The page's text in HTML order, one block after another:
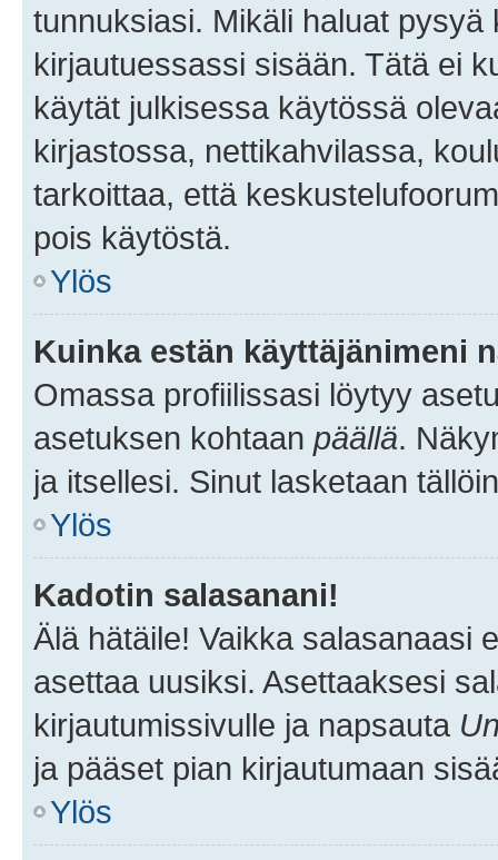
tunnuksiasi. Mikäli haluat
kirjautuessassi sisään. Tätä ei
käytät julkisessa käytössä
kirjastossa, nettikahvilassa,
tarkoittaa, että
pois käytöstä.
Ylös
Kuinka estän käyttäjänimeni
Omassa profiilissasi löytyy
asetuksen kohtaan päällä.
ja itsellesi. Sinut lasketaan
Ylös
Kadotin salasanani!
Älä hätäile! Vaikka salasanaasi
asettaa uusiksi. Asettaaksesi
kirjautumissivulle ja napsauta
ja pääset pian kirjautumaan
Ylös